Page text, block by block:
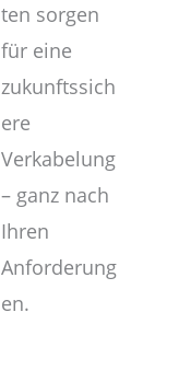
ten sorgen
für eine
zukunftssich
ere
Verkabelung
– ganz nach
Ihren
Anforderung
en.